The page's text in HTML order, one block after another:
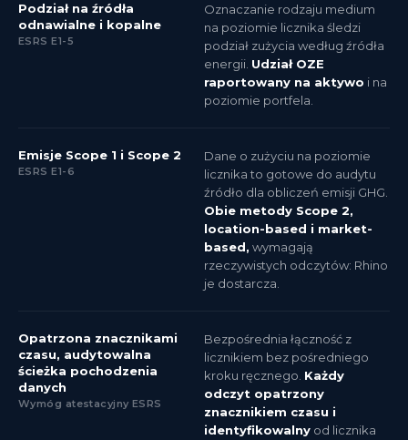
Podział na źródła
odnawialne i kopalne
ESRS E1-5
Oznaczanie rodzaju medium
na poziomie licznika śledzi
podział zużycia według źródła
energii. Udział OZE
raportowany na aktywo i na
poziomie portfela.
Emisje Scope 1 i Scope 2
ESRS E1-6
Dane o zużyciu na poziomie
licznika to gotowe do audytu
źródło dla obliczeń emisji GHG.
Obie metody Scope 2,
location-based i market-
based, wymagają
rzeczywistych odczytów: Rhino
je dostarcza.
Opatrzona znacznikami
czasu, audytowalna
ścieżka pochodzenia
danych
Wymóg atestacyjny ESRS
Bezpośrednia łączność z
licznikiem bez pośredniego
kroku ręcznego. Każdy
odczyt opatrzony
znacznikiem czasu i
identyfikowalny od licznika